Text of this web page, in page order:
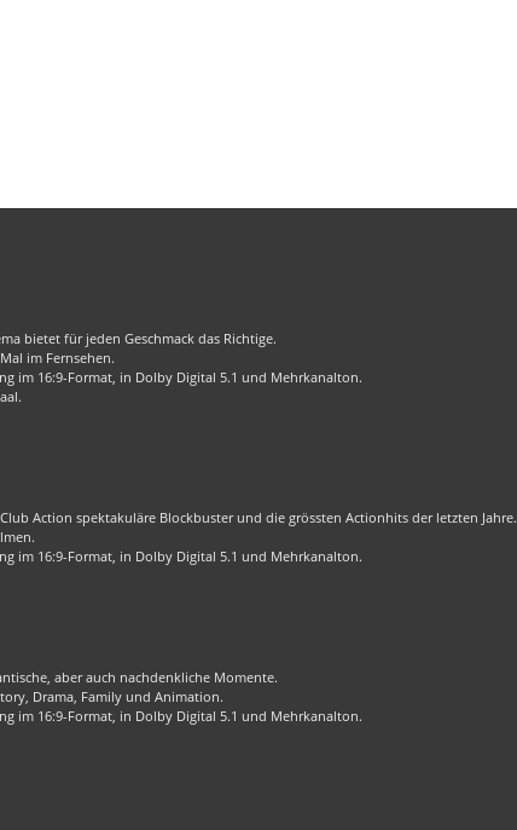
bietet für jeden Geschmack das Richtige.
im Fernsehen.
im 16:9-Format, in Dolby Digital 5.1 und Mehrkanalton.
Action spektakuläre Blockbuster und die grössten Actionhits der letzten Jahre.
im 16:9-Format, in Dolby Digital 5.1 und Mehrkanalton.
aber auch nachdenkliche Momente.
Drama, Family und Animation.
im 16:9-Format, in Dolby Digital 5.1 und Mehrkanalton.